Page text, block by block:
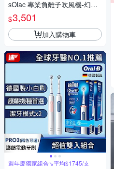
sOlac 專業負離子吹風機-幻彩
紫 SD-1000S IM17
$3,501
加入購物車
週年慶獨家組合↘平均$1745/支